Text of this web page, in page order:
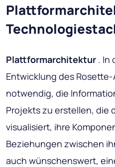
Plattformarchitektur . In
Entwicklung des
notwendig, die
Projekts zu erstellen, die
visualisiert, ihre
Beziehungen zwischen
auch wünschenswert,